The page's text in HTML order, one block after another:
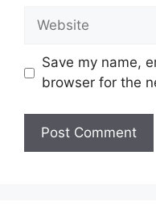
Website
Save my name,
browser for the